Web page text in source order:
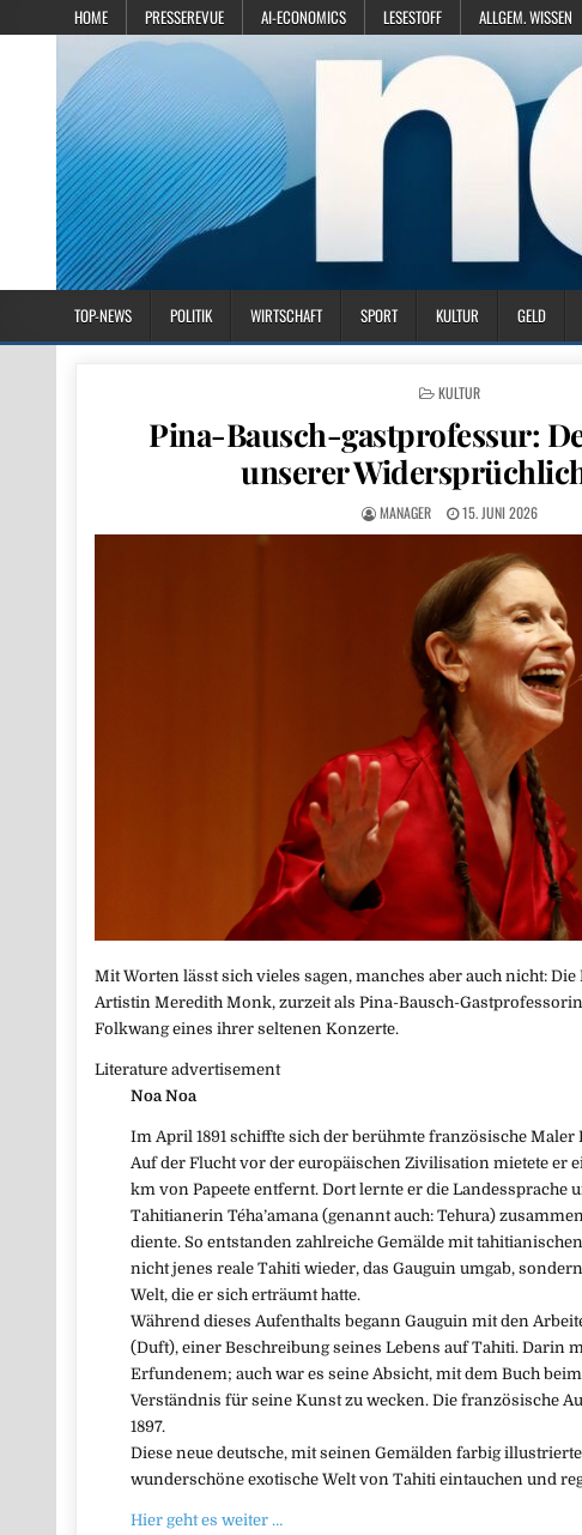
HOME PRESSEREVUE AI-ECONOMICS LESESTOFF ALLGEM. WISSEN
TOP-NEWS POLITIK WIRTSCHAFT SPORT KULTUR GELD
POSTED IN
KULTUR
Pina-Bausch-gastprofessur:
unserer
MANAGER 15. JUNI 2026
Mit Worten lässt sich vieles sagen, manches aber auch nicht:
Artistin Meredith Monk, zurzeit als Pina-Bausch-
Folkwang eines ihrer seltenen Konzerte.
Literature advertisement
Noa Noa
Im April 1891 schiffte sich der berühmte französische Maler
Auf der Flucht vor der europäischen Zivilisation mietete er
km von Papeete entfernt. Dort lernte er die Landessprache
Tahitianerin Téha’amana (genannt auch: Tehura)
diente. So entstanden zahlreiche Gemälde mit
nicht jenes reale Tahiti wieder, das Gauguin umgab,
Welt, die er sich erträumt hatte.
Während dieses Aufenthalts begann Gauguin mit den
(Duft), einer Beschreibung seines Lebens auf Tahiti. Darin
Erfundenem; auch war es seine Absicht, mit dem Buch
Verständnis für seine Kunst zu wecken. Die französische
1897.
Diese neue deutsche, mit seinen Gemälden farbig
wunderschöne exotische Welt von Tahiti eintauchen und
Hier geht es weiter …